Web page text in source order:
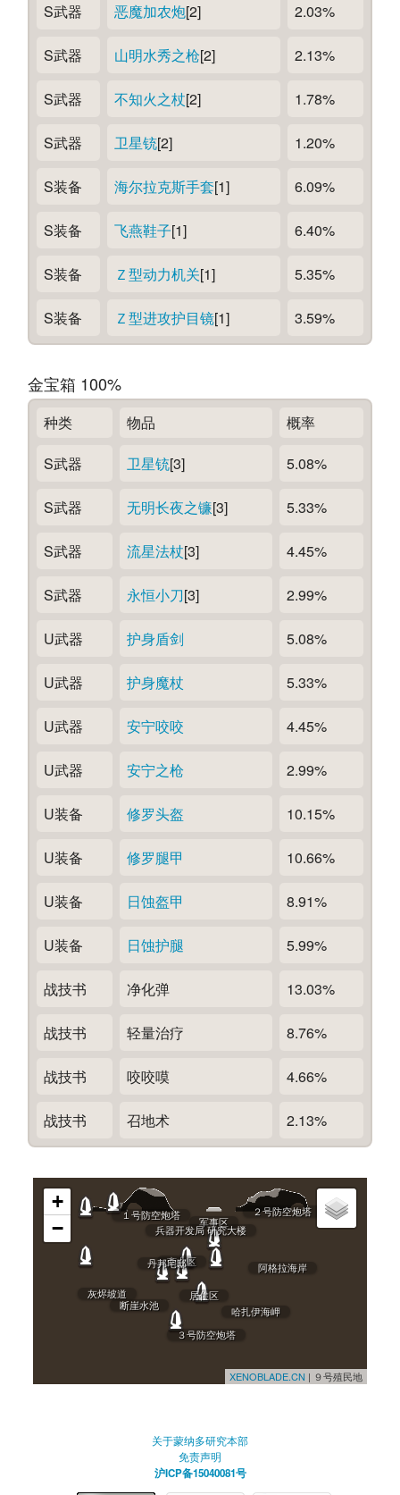
S武器 恶魔加农炮[2] 2.03%
S武器 山明水秀之枪[2] 2.13%
S武器 不知火之杖[2] 1.78%
S武器 卫星铳[2] 1.20%
S装备 海尔拉克斯手套[1] 6.09%
S装备 飞燕鞋子[1] 6.40%
S装备 Ｚ型动力机关[1] 5.35%
S装备 Ｚ型进攻护目镜[1] 3.59%
金宝箱 100%
种类 物品
概率
S武器
卫星铳[3] 5.08%
S武器 无明长夜之镰[3] 5.33%
S武器 流星法杖[3] 4.45%
S武器 永恒小刀[3] 2.99%
U武器 护身盾剑 5.08%
U武器 护身魔杖 5.33%
U武器 安宁咬咬 4.45%
U武器 安宁之枪 2.99%
U装备 修罗头盔 10.15%
U装备 修罗腿甲 10.66%
U装备 日蚀盔甲 8.91%
U装备 日蚀护腿 5.99%
战技书 净化弹 13.03%
战技书 轻量治疗 8.76%
战技书 咬咬嗼 4.66%
战技书 召地术 2.13%
商业区
军事区
兵器开发局 研究大楼
居住区
１号防空炮塔 ２号防空炮塔
３号防空炮塔
灰烬坡道
断崖水池
阿格拉海岸
哈扎伊海岬
丹邦宅邸
+
−
XENOBLADE.CN | ９号殖民地
关于蒙纳多研究本部
免责声明
沪ICP备15040081号